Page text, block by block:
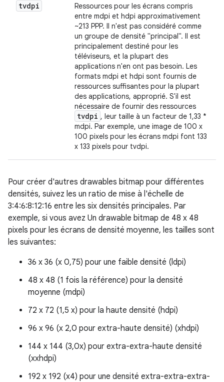
tvdpi
Ressources pour les écrans compris
entre mdpi et hdpi approximativement
~213 PPP. Il n'est pas considéré comme
un groupe de densité "principal". Il est
principalement destiné pour les
téléviseurs, et la plupart des
applications n'en ont pas besoin. Les
formats mdpi et hdpi sont fournis de
ressources suffisantes pour la plupart
des applications, approprié. S'il est
nécessaire de fournir des ressources
tvdpi , leur taille à un facteur de 1,33 *
mdpi. Par exemple, une image de 100 x
100 pixels pour les écrans mdpi font 133
x 133 pixels pour tvdpi.
Pour créer d'autres drawables bitmap pour différentes
densités, suivez les un ratio de mise à l'échelle de
3:4:6:8:12:16 entre les six densités principales. Par
exemple, si vous avez Un drawable bitmap de 48 x 48
pixels pour les écrans de densité moyenne, les tailles sont
les suivantes:
36 x 36 (x 0,75) pour une faible densité (ldpi)
48 x 48 (1 fois la référence) pour la densité
moyenne (mdpi)
72 x 72 (1,5 x) pour la haute densité (hdpi)
96 x 96 (x 2,0 pour extra-haute densité) (xhdpi)
144 x 144 (3,0x) pour extra-extra-haute densité
(xxhdpi)
192 x 192 (x4) pour une densité extra-extra-extra-